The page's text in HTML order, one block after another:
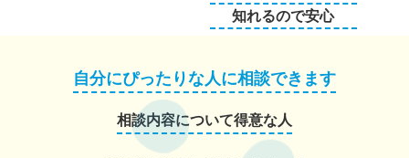
知れるので安心
自分にぴったりな人に相談できます
相談内容について得意な人